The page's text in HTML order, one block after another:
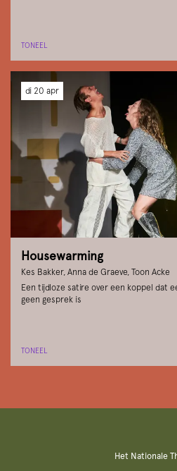
TONEEL
Housewarming
Kes Bakker, Anna de Graeve, Toon Acke
Een tijdloze satire over een koppel dat
geen gesprek is
di 20 apr
TONEEL
Het Nationale